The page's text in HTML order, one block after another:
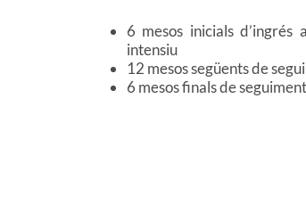
6 mesos inicials
intensiu
12 mesos següents de
6 mesos finals de